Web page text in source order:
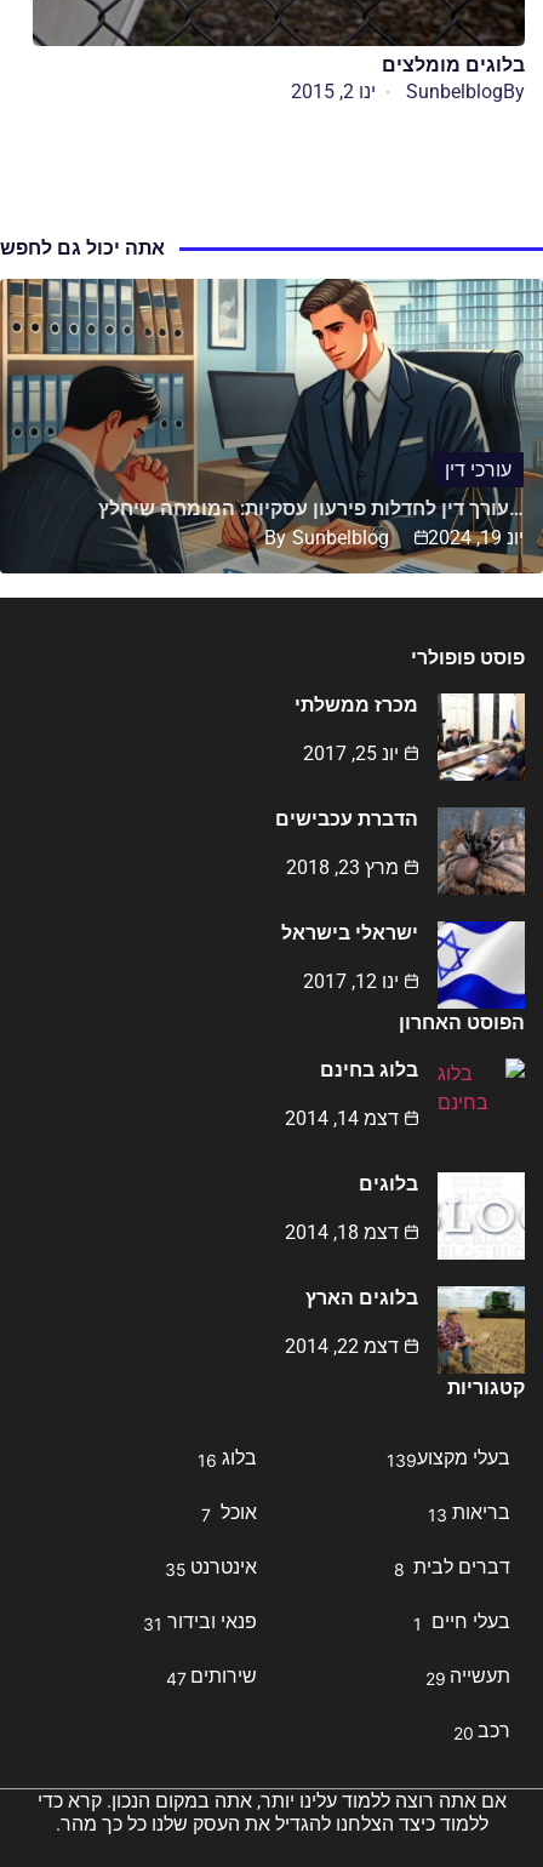
בלוגים מומלצים
By
Sunbelblog ינו 2, 2015
אתה יכול גם לחפש
עורכי דין
עורך דין לחדלות פירעון עסקיות: המומחה שיחלץ…
By Sunbelblog יונ 19, 2024
פוסט פופולרי
מכרז ממשלתי
יונ 25, 2017
הדברת עכבישים
מרץ 23, 2018
ישראלי בישראל
ינו 12, 2017
הפוסט האחרון
בלוג בחינם
דצמ 14, 2014
בלוגים
דצמ 18, 2014
בלוגים הארץ
דצמ 22, 2014
קטגוריות
בעלי מקצוע139 בלוג 16
בריאות 13 אוכל 7
דברים לבית 8 אינטרנט 35
בעלי חיים 1 פנאי ובידור 31
תעשייה 29 שירותים 47
רכב 20
אם אתה רוצה ללמוד עלינו יותר, אתה במקום הנכון. קרא כדי
ללמוד כיצד הצלחנו להגדיל את העסק שלנו כל כך מהר.